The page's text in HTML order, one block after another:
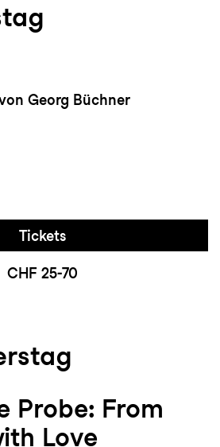
Georg Büchner
Tickets
CHF 25-70
Probe: From
Love